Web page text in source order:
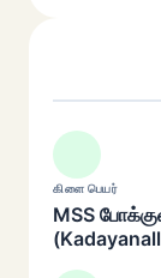
கிளை பெயர்
MSS